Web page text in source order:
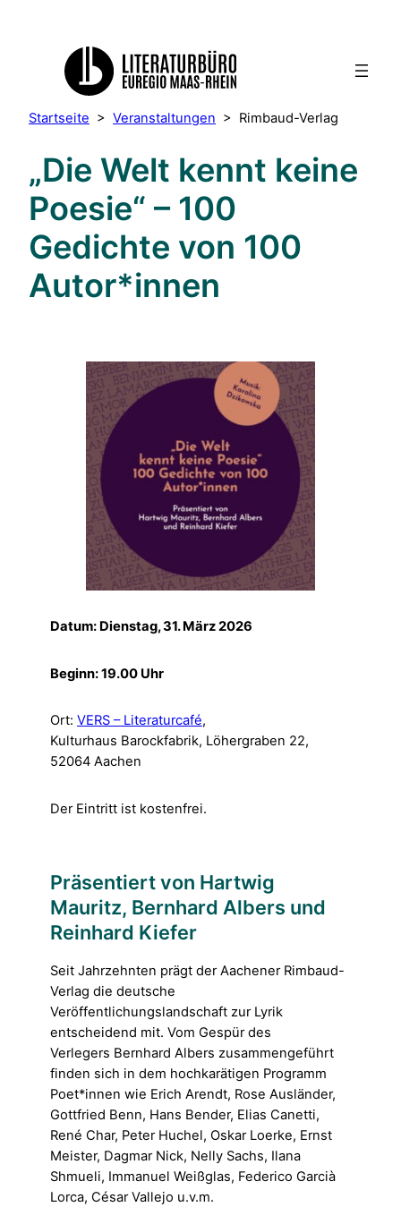
Startseite > Veranstaltungen > Rimbaud-Verlag
„Die Welt kennt keine
Poesie“ – 100
Gedichte von 100
Autor*innen
Datum: Dienstag, 31. März 2026
Beginn: 19.00 Uhr
Ort: VERS – Literaturcafé,
Kulturhaus Barockfabrik, Löhergraben 22,
52064 Aachen
Der Eintritt ist kostenfrei.
Präsentiert von Hartwig
Mauritz, Bernhard Albers und
Reinhard Kiefer
Seit Jahrzehnten prägt der Aachener Rimbaud-
Verlag die deutsche
Veröffentlichungslandschaft zur Lyrik
entscheidend mit. Vom Gespür des
Verlegers Bernhard Albers zusammengeführt
finden sich in dem hochkarätigen Programm
Poet*innen wie Erich Arendt, Rose Ausländer,
Gottfried Benn, Hans Bender, Elias Canetti,
René Char, Peter Huchel, Oskar Loerke, Ernst
Meister, Dagmar Nick, Nelly Sachs, Ilana
Shmueli, Immanuel Weißglas, Federico Garcià
Lorca, César Vallejo u.v.m.